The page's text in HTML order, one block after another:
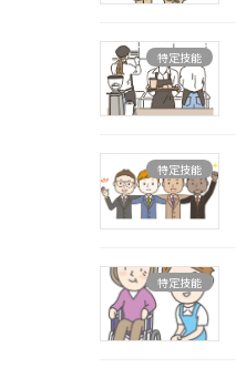
特定技能
特定技能
特定技能